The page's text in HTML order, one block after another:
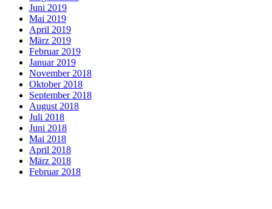
Juni 2019
Mai 2019
April 2019
März 2019
Februar 2019
Januar 2019
November 2018
Oktober 2018
September 2018
August 2018
Juli 2018
Juni 2018
Mai 2018
April 2018
März 2018
Februar 2018